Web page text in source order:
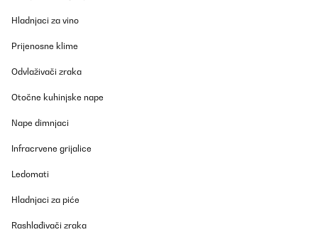
morgens auf und denkt man bekommt keine Luft mehr.Endlich ist
damit Schluss.Dieser Spiegel von Klarstein ist sehr Robust
sich einwandfrei und Planmäßig auf den Boden stellen. Es liegen
ebenfalls möglich ist.Der Spiegel hat keine Einbuße trotz
nicht das er eine Heizfunktion bietet.Die App lässt sich mit einen
sowie eine Vorkonfigurationen für einen festen Zeitintervall.Die
Heizung wird ordentlich heiß und man muss stellenweiße ab 20°
Hladnjaci za vino
Prijenosne klime
Odvlaživači zraka
Otočne kuhinjske nape
Nape dimnjaci
Infracrvene grijalice
Ledomati
Hladnjaci za piće
Rashlađivači zraka